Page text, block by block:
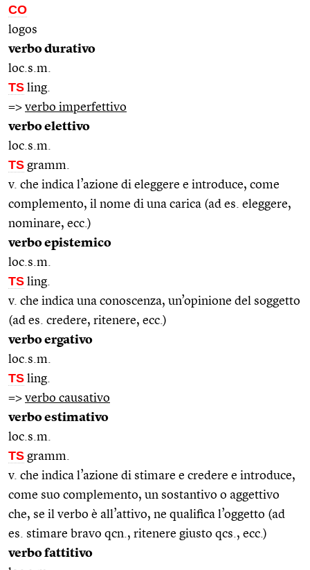
CO
logos
verbo durativo
loc.s.m.
TS ling.
=> verbo imperfettivo
verbo elettivo
loc.s.m.
TS gramm.
v. che indica l’azione di eleggere e introduce, come
complemento, il nome di una carica (ad es. eleggere,
nominare, ecc.)
verbo epistemico
loc.s.m.
TS ling.
v. che indica una conoscenza, un’opinione del soggetto
(ad es. credere, ritenere, ecc.)
verbo ergativo
loc.s.m.
TS ling.
=> verbo causativo
verbo estimativo
loc.s.m.
TS gramm.
v. che indica l’azione di stimare e credere e introduce,
come suo complemento, un sostantivo o aggettivo
che, se il verbo è all’attivo, ne qualifica l’oggetto (ad
es. stimare bravo qcn., ritenere giusto qcs., ecc.)
verbo fattitivo